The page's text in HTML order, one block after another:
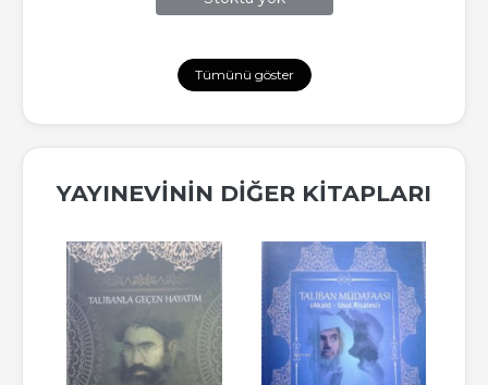
Tümünü göster
YAYINEVININ DIĞER KITAPLARI